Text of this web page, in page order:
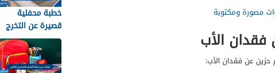
مصورة ومكتوبة
الأب
عن فقدان الأب:
خطبة محفلية
قصيرة عن التخرج
2026